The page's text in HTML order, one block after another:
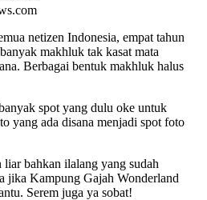
netizen Indonesia, empat tahun
makhluk tak kasat mata
Berbagai bentuk makhluk halus
spot yang dulu oke untuk
yang ada disana menjadi spot foto
bahkan ilalang yang sudah
jika Kampung Gajah Wonderland
Serem juga ya sobat!